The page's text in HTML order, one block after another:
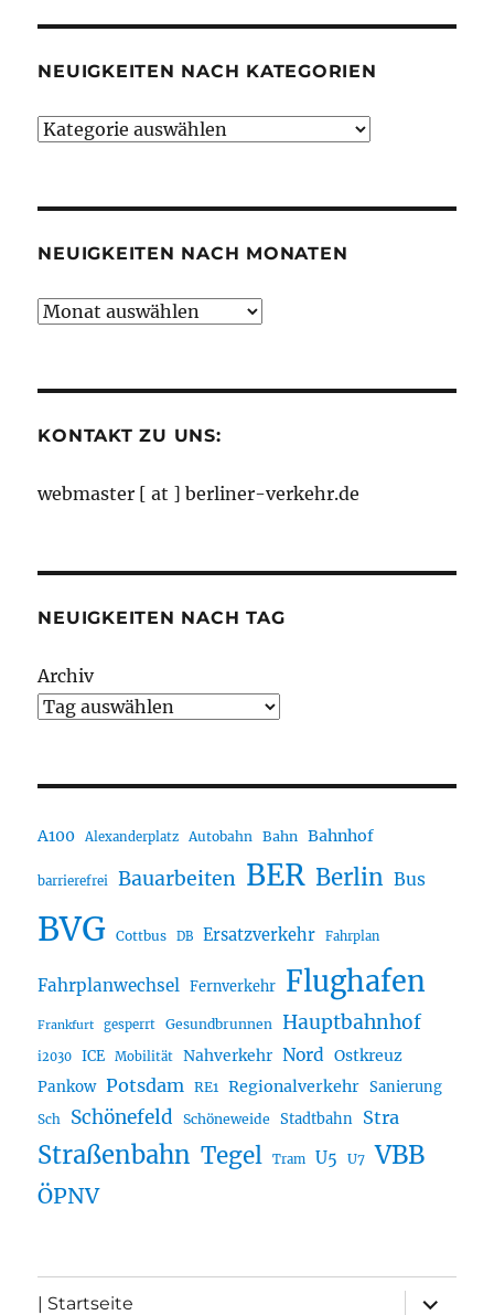
NEUIGKEITEN NACH KATEGORIEN
Neuigkeiten
NEUIGKEITEN NACH MONATEN
Neuigkeiten
KONTAKT ZU UNS:
webmaster [ at ] berliner-verkehr.de
NEUIGKEITEN NACH TAG
Archiv
A100 Alexanderplatz Autobahn Bahn Bahnhof
barrierefrei Bauarbeiten BER Berlin Bus
BVG Cottbus DB Ersatzverkehr Fahrplan
Fahrplanwechsel Fernverkehr Flughafen
Frankfurt gesperrt Gesundbrunnen Hauptbahnhof
i2030 ICE Mobilität Nahverkehr Nord Ostkreuz
Pankow Potsdam RE1 Regionalverkehr Sanierung
Sch Schönefeld Schöneweide Stadtbahn Stra
Straßenbahn Tegel Tram U5 U7 VBB
ÖPNV
| Startseite